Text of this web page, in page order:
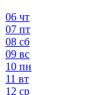
06 чт
07 пт
08 сб
09 вс
10 пн
11 вт
12 ср